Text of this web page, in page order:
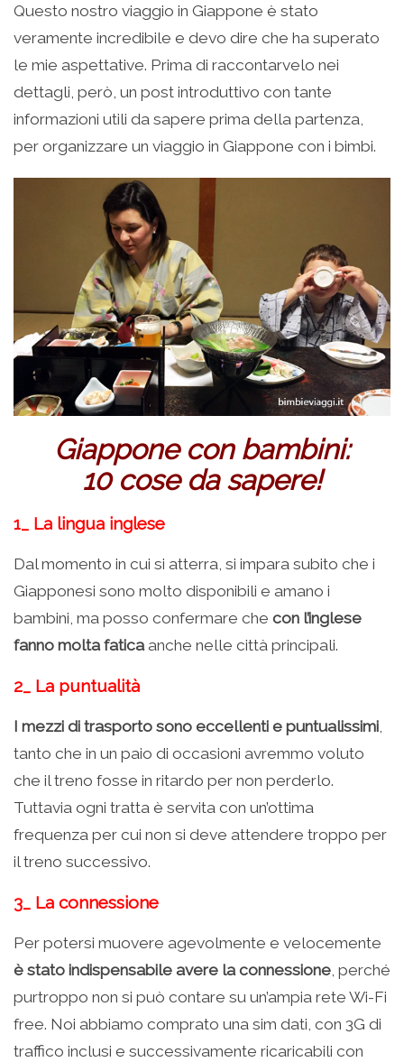
Questo nostro viaggio in Giappone è stato
veramente incredibile e devo dire che ha superato
le mie aspettative. Prima di raccontarvelo nei
dettagli, però, un post introduttivo con tante
informazioni utili da sapere prima della partenza,
per organizzare un viaggio in Giappone con i bimbi.
Giappone con bambini:
10 cose da sapere!
1_ La lingua inglese
Dal momento in cui si atterra, si impara subito che i
Giapponesi sono molto disponibili e amano i
bambini, ma posso confermare che con l’inglese
fanno molta faticaanche nelle città principali.
2_ La puntualità
I mezzi di trasporto sono eccellenti e puntualissimi,
tanto che in un paio di occasioni avremmo voluto
che il treno fosse in ritardo per non perderlo.
Tuttavia ogni tratta è servita con un’ottima
frequenza per cui non si deve attendere troppo per
il treno successivo.
3_ La connessione
Per potersi muovere agevolmente e velocemente
è stato indispensabile avere la connessione, perché
purtroppo non si può contare su un’ampia rete Wi-Fi
free. Noi abbiamo comprato una sim dati, con 3G di
traffico inclusi e successivamente ricaricabili con